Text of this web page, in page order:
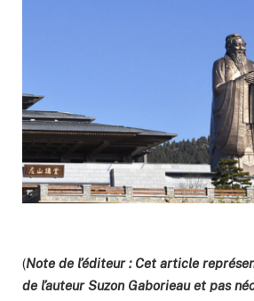
(Note de l’éditeur : Cet article
de l’auteur Suzon Gaborieau et pas